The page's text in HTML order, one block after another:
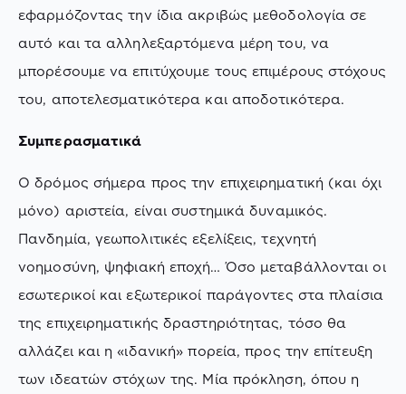
εφαρμόζοντας την ίδια ακριβώς μεθοδολογία σε
αυτό και τα αλληλεξαρτόμενα μέρη του, να
μπορέσουμε να επιτύχουμε τους επιμέρους στόχους
του, αποτελεσματικότερα και αποδοτικότερα.
Συμπερασματικά
Ο δρόμος σήμερα προς την επιχειρηματική (και όχι
μόνο) αριστεία, είναι συστημικά δυναμικός.
Πανδημία, γεωπολιτικές εξελίξεις, τεχνητή
νοημοσύνη, ψηφιακή εποχή… Όσο μεταβάλλονται οι
εσωτερικοί και εξωτερικοί παράγοντες στα πλαίσια
της επιχειρηματικής δραστηριότητας, τόσο θα
αλλάζει και η «ιδανική» πορεία, προς την επίτευξη
των ιδεατών στόχων της. Μία πρόκληση, όπου η